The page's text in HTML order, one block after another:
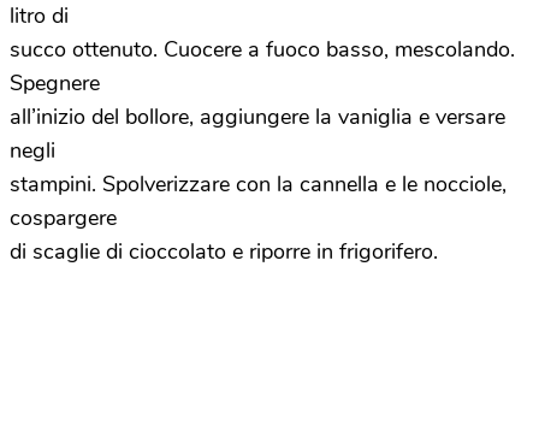
litro di
succo ottenuto. Cuocere a fuoco basso, mescolando.
Spegnere
all’inizio del bollore, aggiungere la vaniglia e versare
negli
stampini. Spolverizzare con la cannella e le nocciole,
cospargere
di scaglie di cioccolato e riporre in frigorifero.